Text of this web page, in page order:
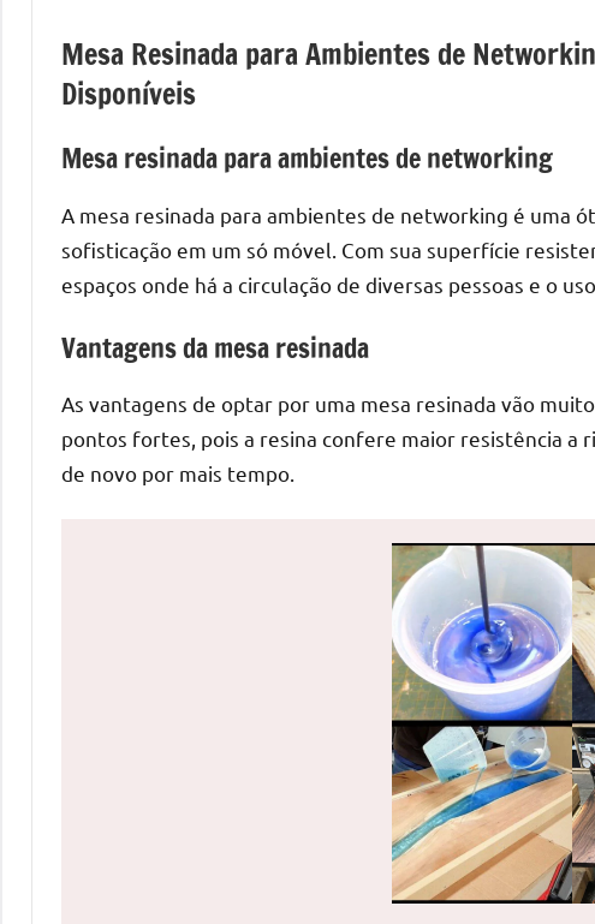
mesas
de
e
mesas
Quer
esteja
uma
mesa
redonda
para
reuniões
ou
uma
mesa
de
jantar
para
8
Mesa Resinada para Ambientes de
Disponíveis
Mesa resinada para ambientes de networking
A mesa resinada para ambientes de networking é uma
sofisticação em um só móvel. Com sua superfície
espaços onde há a circulação de diversas pessoas e o
Vantagens da mesa resinada
As vantagens de optar por uma mesa resinada vão
pontos fortes, pois a resina confere maior resistência a
de novo por mais tempo.